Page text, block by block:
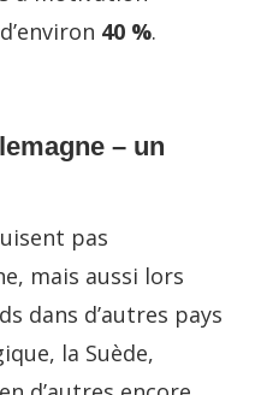
40 %.
– un
pas
mais aussi lors
dans d’autres pays
la Suède,